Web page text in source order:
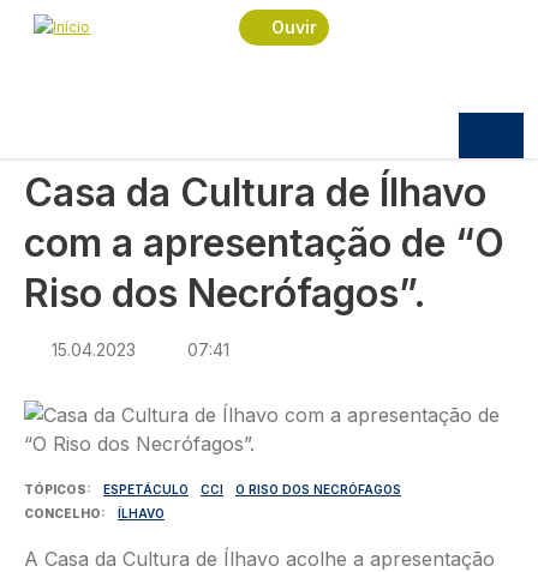
Passar para o conteúdo principal
Ouvir
Navegação estrutural
Início
Cultura
Casa da Cultura de Ílhavo com a apresentação de
Casa da Cultura de Ílhavo
com a apresentação de “O
Riso dos Necrófagos”.
15.04.2023 07:41
Imagem
TÓPICOS ESPETÁCULO CCI
O RISO DOS NECRÓFAGOS
CONCELHO
ÍLHAVO
A Casa da Cultura de Ílhavo acolhe a apresentação